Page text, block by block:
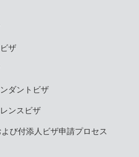
ザ
ダントビザ
ンスビザ
び付添人ビザ申請プロセス